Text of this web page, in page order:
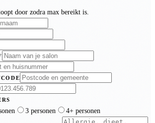
door zodra max bereikt is.
3 personen 4+ personen